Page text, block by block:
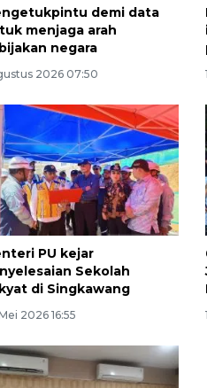
demi data
menjaga arah
negara
2026 07:50
PU kejar
Sekolah
di Singkawang
2026 16:55